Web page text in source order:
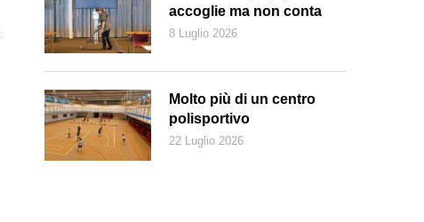
accoglie ma non conta
8 Luglio 2026
Molto più di un centro
polisportivo
22 Luglio 2026